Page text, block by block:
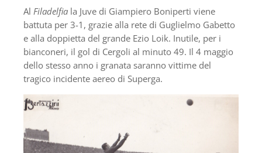
Al Filadelfia la Juve di Giampiero Boniperti viene
battuta per 3-1, grazie alla rete di Guglielmo Gabetto
e alla doppietta del grande Ezio Loik. Inutile, per i
bianconeri, il gol di Cergoli al minuto 49. Il 4 maggio
dello stesso anno i granata saranno vittime del
tragico incidente aereo di Superga.